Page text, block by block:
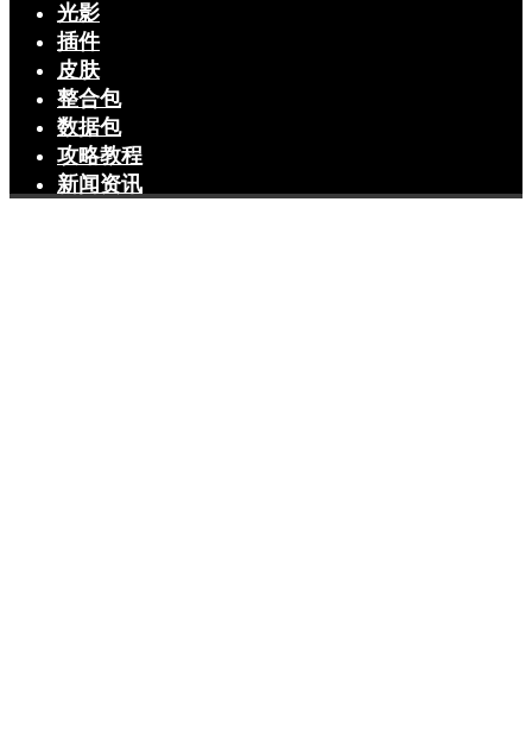
光影
插件
皮肤
整合包
数据包
攻略教程
新闻资讯